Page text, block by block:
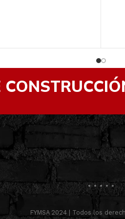
FYMSA 2024 | Todos los